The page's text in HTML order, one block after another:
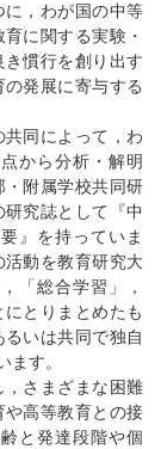
，わが国の中等
に関する実験・
慣行を創り出す
発展に寄与する
同によって，わ
から分析・解明
・附属学校共同研
究誌として『中
』を持っていま
動を教育研究大
「総合学習」，
にとりまとめたも
いは共同で独自
す。
さまざまな困難
高等教育との接
と発達段階や個